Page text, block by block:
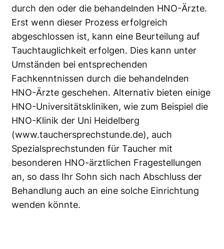
durch den oder die behandelnden HNO-Ärzte.
Erst wenn dieser Prozess erfolgreich
abgeschlossen ist, kann eine Beurteilung auf
Tauchtauglichkeit erfolgen. Dies kann unter
Umständen bei entsprechenden
Fachkenntnissen durch die behandelnden
HNO-Ärzte geschehen. Alternativ bieten einige
HNO-Universitätskliniken, wie zum Beispiel die
HNO-Klinik der Uni Heidelberg
(www.tauchersprechstunde.de), auch
Spezialsprechstunden für Taucher mit
besonderen HNO-ärztlichen Fragestellungen
an, so dass Ihr Sohn sich nach Abschluss der
Behandlung auch an eine solche Einrichtung
wenden könnte.